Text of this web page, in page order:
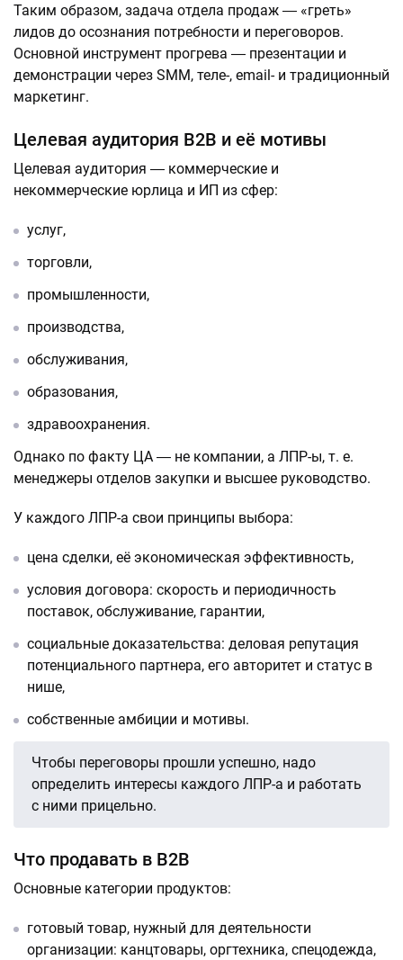
Таким образом, задача отдела продаж ― «греть»
лидов до осознания потребности и переговоров.
Основной инструмент прогрева ― презентации и
демонстрации через SMM, теле-, email- и традиционный
маркетинг.
Целевая аудитория B2B и её мотивы
Целевая аудитория ― коммерческие и
некоммерческие юрлица и ИП из сфер:
услуг,
торговли,
промышленности,
производства,
обслуживания,
образования,
здравоохранения.
Однако по факту ЦА ― не компании, а ЛПР-ы, т. е.
менеджеры отделов закупки и высшее руководство.
У каждого ЛПР-а свои принципы выбора:
цена сделки, её экономическая эффективность,
условия договора: скорость и периодичность
поставок, обслуживание, гарантии,
социальные доказательства: деловая репутация
потенциального партнера, его авторитет и статус в
нише,
собственные амбиции и мотивы.
Чтобы переговоры прошли успешно, надо
определить интересы каждого ЛПР-а и работать
с ними прицельно.
Что продавать в B2B
Основные категории продуктов:
готовый товар, нужный для деятельности
организации: канцтовары, оргтехника, спецодежда,